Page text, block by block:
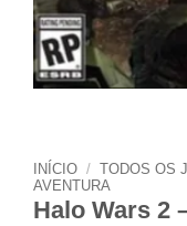
INÍCIO / TODOS OS
AVENTURA
Halo Wars 2